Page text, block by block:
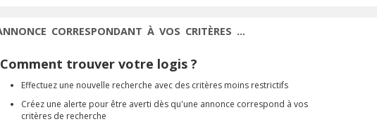
CORRESPONDANT À VOS CRITÈRES ...
Comment trouver votre logis ?
Effectuez une nouvelle recherche avec des critères moins restrictifs
Créez une alerte pour être averti dès qu'une annonce correspond à vos
critères de recherche